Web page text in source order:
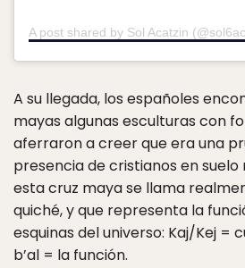
A post shared by Sol Acatzin
A su llegada, los españoles
mayas algunas esculturas con
aferraron a creer que era una
presencia de cristianos en suelo
esta cruz maya se llama
quiché, y que representa la
esquinas del universo: Kaj/Kej =
b’al = la función.